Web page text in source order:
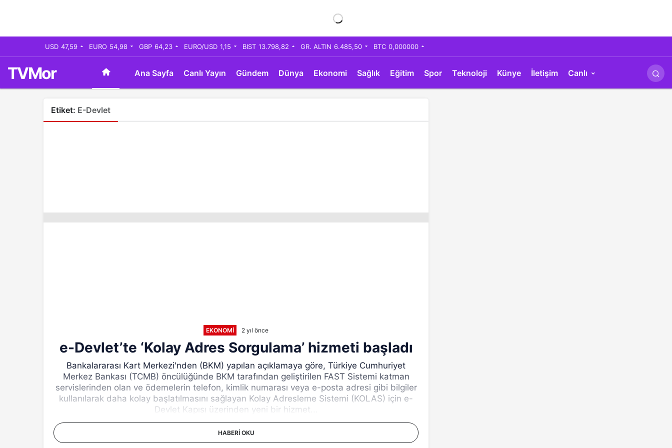
USD 47,59 EURO 54,98 GBP 64,23 EURO/USD 1,15 BIST 13.798,82 GR. ALTIN 6.485,50 BTC 0,000000
TVMor Ana Sayfa Canlı Yayın Gündem Dünya Ekonomi Sağlık Eğitim Spor Teknoloji Künye İletişim Canlı
Etiket: E-Devlet
EKONOMI 2 yıl önce
e-Devlet’te ‘Kolay Adres Sorgulama’ hizmeti başladı
Bankalararası Kart Merkezi'nden (BKM) yapılan açıklamaya göre, Türkiye Cumhuriyet
Merkez Bankası (TCMB) öncülüğünde BKM tarafından geliştirilen FAST Sistemi katman
servislerinden olan ve ödemelerin telefon, kimlik numarası veya e-posta adresi gibi bilgiler
kullanılarak daha kolay başlatılmasını sağlayan Kolay Adresleme Sistemi (KOLAS) için e-
Devlet Kapısı üzerinden yeni bir hizmet...
HABERI OKU